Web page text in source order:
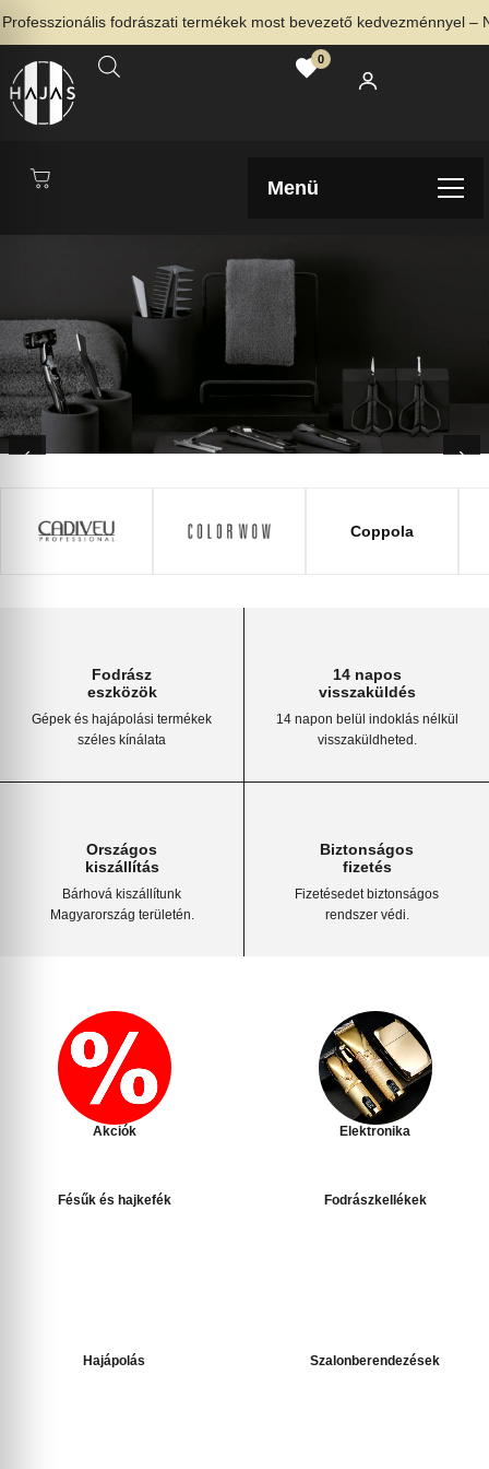
fodrászati termékek most bevezető kedvezménnyel –
0
Menü
Coppola
Fodrász
eszközök
Gépek és hajápolási termékek
széles kínálata
14 napos
visszaküldés
14 napon belül indoklás nélkül
visszaküldheted.
Országos
kiszállítás
Bárhová kiszállítunk
Magyarország területén.
Biztonságos
fizetés
Fizetésedet biztonságos
rendszer védi.
Akciók Elektronika
Fésűk és hajkefék Fodrászkellékek
Hajápolás Szalonberendezések